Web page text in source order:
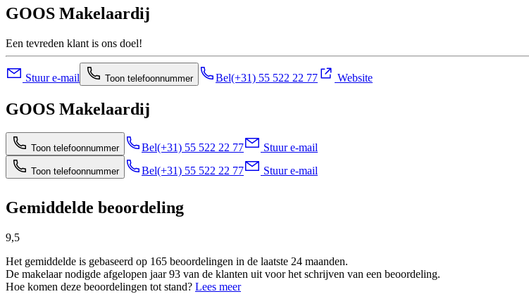
GOOS Makelaardij
Een tevreden klant is ons doel!
Stuur e-mail Toon telefoonnummer Bel(+31) 55 522 22 77 Website
GOOS Makelaardij
Toon telefoonnummer Bel(+31) 55 522 22 77 Stuur e-mail
Toon telefoonnummer Bel(+31) 55 522 22 77 Stuur e-mail
Gemiddelde beoordeling
9,5
Het gemiddelde is gebaseerd op 165 beoordelingen in de laatste 24 maanden.
De makelaar nodigde afgelopen jaar 93 van de klanten uit voor het schrijven van een beoordeling.
Hoe komen deze beoordelingen tot stand? Lees meer